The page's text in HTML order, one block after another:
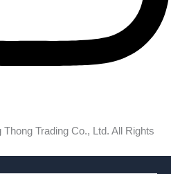
Trading Co., Ltd. All Rights